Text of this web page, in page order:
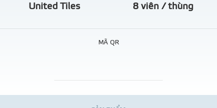
United Tiles 8 viên / thùng
MÃ QR